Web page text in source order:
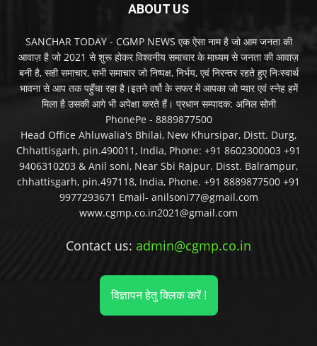
ABOUT US
SANCHAR TODAY - CGMP NEWS एक ऐसा नाम है जो आम जनता की
आवाज़ है जो 2021 से शुरू होकर विश्वनीय समाचार के माध्यम से जनता की आवाज़
बनी है, सही समाचार, सभी समाचार जो निष्पक्ष, निर्भय, एवं निरन्तर रहते हुए निःस्वार्थ
भावना से आप तक पहुँचा रहा है।इतने वर्षो के सफर में आपका जो प्यार एवं स्नेह हमें
मिला है उसकी आगे भी अपेक्षा करते हैं। प्रधान सम्पादक: अनिल सोनी
PhonePe - 8889877500
Head Office Ahluwalia's Bhilai, New Khursipar, Distt. Durg,
Chhattisgarh, pin.490011, India, Phone: +91 8602300003 +91
9406310203 & Anil soni, Near Sbi Rajpur. Disst. Balrampur,
chhattisgarh, pin.497118, India, Phone. +91 8889877500 +91
9977293671 Email- anilsoni77@gmail.com
www.cgmp.co.in2021@gmail.com
Contact us: admin@cgmp.co.in
विज्ञापन हेतु क्लिक करें !